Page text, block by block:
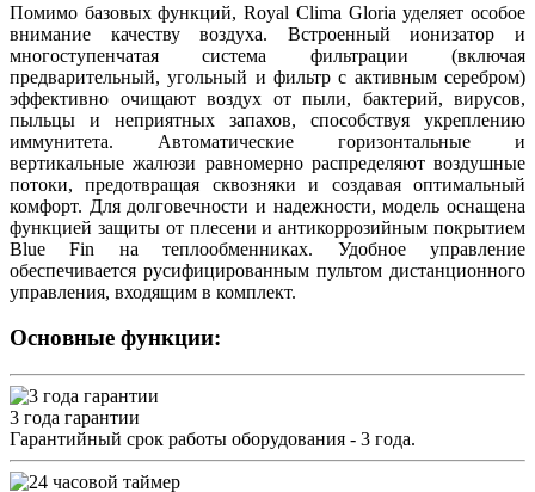
Помимо базовых функций, Royal Clima Gloria уделяет особое
внимание качеству воздуха. Встроенный ионизатор и
многоступенчатая система фильтрации (включая
предварительный, угольный и фильтр с активным серебром)
эффективно очищают воздух от пыли, бактерий, вирусов,
пыльцы и неприятных запахов, способствуя укреплению
иммунитета. Автоматические горизонтальные и
вертикальные жалюзи равномерно распределяют воздушные
потоки, предотвращая сквозняки и создавая оптимальный
комфорт. Для долговечности и надежности, модель оснащена
функцией защиты от плесени и антикоррозийным покрытием
Blue Fin на теплообменниках. Удобное управление
обеспечивается русифицированным пультом дистанционного
управления, входящим в комплект.
Основные функции:
3 года гарантии
Гарантийный срок работы оборудования - 3 года.